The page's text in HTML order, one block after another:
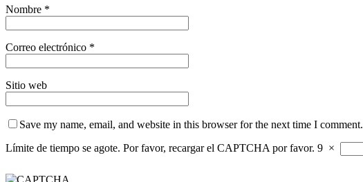
Nombre *
Correo electrónico *
Sitio web
Save my name, email, and website in this browser for the next time I comment.
Límite de tiempo se agote. Por favor, recargar el CAPTCHA por favor. 9 ×